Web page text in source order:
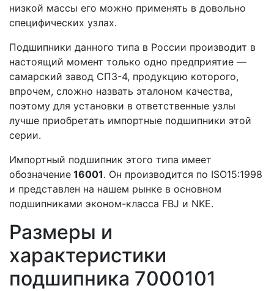
низкой массы его можно применять в довольно
специфических узлах.
Подшипники данного типа в России производит в
настоящий момент только одно предприятие —
самарский завод СПЗ-4, продукцию которого,
впрочем, сложно назвать эталоном качества,
поэтому для установки в ответственные узлы
лучше приобретать импортные подшипники этой
серии.
Импортный подшипник этого типа имеет
обозначение 16001. Он производится по ISO15:1998
и представлен на нашем рынке в основном
подшипниками эконом-класса FBJ и NKE.
Размеры и
характеристики
подшипника 7000101